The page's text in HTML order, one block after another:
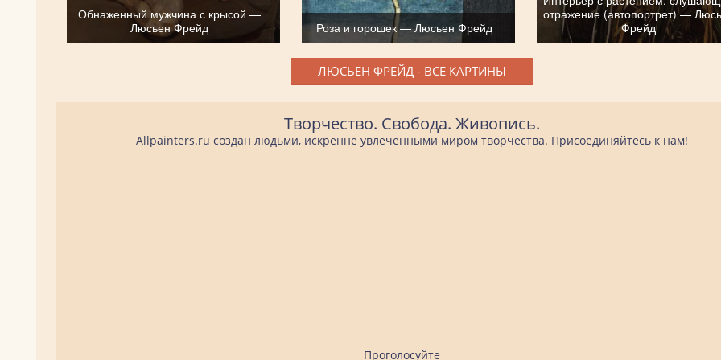
Обнаженный мужчина с крысой —
Люсьен Фрейд
Роза и горошек — Люсьен Фрейд
отражение (автопортрет) —
Фрейд
ЛЮСЬЕН ФРЕЙД - ВСЕ КАРТИНЫ
Творчество. Свобода. Живопись.
Allpainters.ru создан людьми, искренне увлеченными миром творчества. Присоединяйтесь к нам!
Проголосуйте